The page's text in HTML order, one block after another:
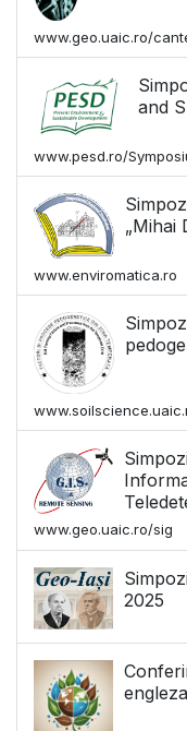
www.geo.uaic.ro/
and
www.pesd.ro/
„Mihai
www.enviromatica.ro
www.geo.uaic.ro/sig
2025